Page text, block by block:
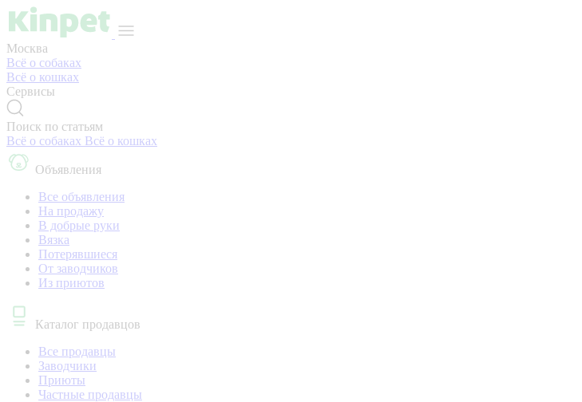
Москва
Всё о собаках
Всё о кошках
Сервисы
Поиск по статьям
Всё о собаках Всё о кошках
Объявления
Все объявления
На продажу
В добрые руки
Вязка
Потерявшиеся
От заводчиков
Из приютов
Каталог продавцов
Все продавцы
Заводчики
Приюты
Частные продавцы